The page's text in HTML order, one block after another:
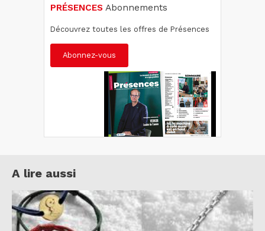
PRÉSENCES Abonnements
Découvrez toutes les offres de Présences
Abonnez-vous
A lire aussi